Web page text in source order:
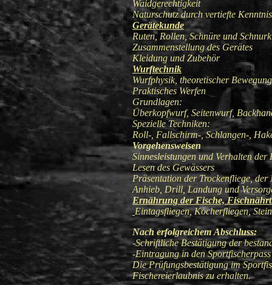
Waidgerechtigkeit
Naturschutz durch vertiefte Kenntnis
Gerätekunde
Ruten, Rollen, Schnüre und
Zusammenstellung des Gerätes
Kleidung und Zubehör
Wurftechnik
Wurfphysik, theoretischer
Praktisches Werfen
Grundlagen:
Überkopfwurf, Seitenwurf,
Spezielle Techniken:
Roll-, Fallschirm-, Schlangen-,
Vorgehensweisen
Sinnesleistungen und Verhalten
Lesen des Gewässers
Präsentation der Trockenfliege,
Anhieb, Drill, Landung und
Ernährung der Fische,
Eintagsfliegen, Köcherfliegen,
Nach erfolgreichem Abschluss:
-Schriftliche Bestätigung der
-Eintragung in den
Die Prüfungsbestätigung im
Fischereierlaubnis zu erhalten.